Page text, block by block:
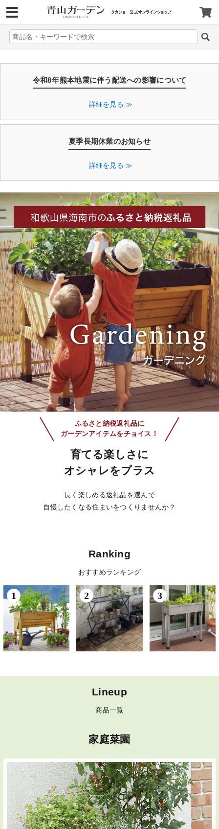
令和8年熊本地震に伴う配送への影響について
詳細を見る ≫
夏季長期休業のお知らせ
詳細を見る ≫
ふるさと納税返礼品に
ガーデンアイテムをチョイス！
育てる楽しさに
オシャレをプラス
長く楽しめる返礼品を選んで
自慢したくなる住まいをつくりませんか？
Ranking
おすすめランキング
1 2 3
Lineup
商品一覧
家庭菜園